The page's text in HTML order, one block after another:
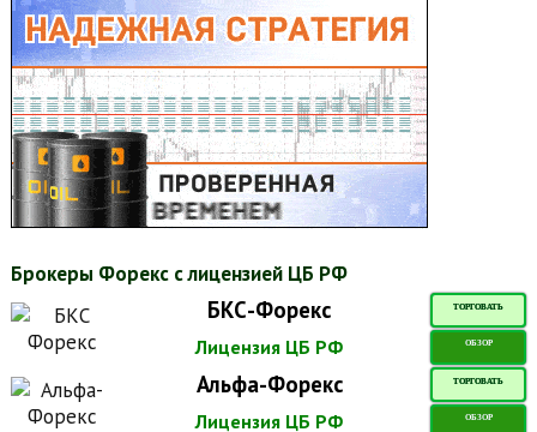
Брокеры Форекс с лицензией ЦБ РФ
БКС-Форекс ТОРГОВАТЬ
Лицензия ЦБ РФ ОБЗОР
Альфа-Форекс ТОРГОВАТЬ
Лицензия ЦБ РФ ОБЗОР